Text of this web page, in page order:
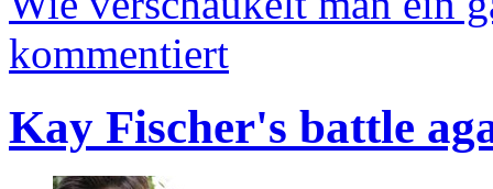
kommentiert
Kay Fischer's battle